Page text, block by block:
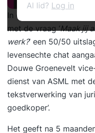
In dezelfde week dat
met de vraag ‘Maak jij
werk?’ een 50/50
levensechte chat
Douwe Groenevelt
dienst van ASML met
tekstverwerking van
goedkoper’.
Het geeft na 5
Al lid? Log in